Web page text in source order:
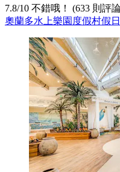
7.8/10 不錯哦！ (633 則評
奧蘭多水上樂園度假村假